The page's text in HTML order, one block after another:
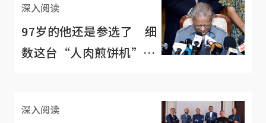
深入阅读
97岁的他还是参选了 细
数这台“人肉煎饼机”两
深入阅读